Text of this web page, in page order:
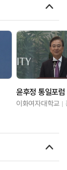
윤후정 통일포럼
이화여자대학교